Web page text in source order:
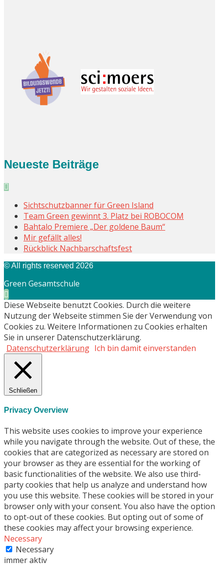
Neueste Beiträge
Sichtschutzbanner für Green Island
Team Green gewinnt 3. Platz bei ROBOCOM
Bahtalo Premiere „Der goldene Baum“
Mir gefällt alles!
Rückblick Nachbarschaftsfest
© All rights reserved 2026
Green Gesamtschule
Diese Webseite benutzt Cookies. Durch die weitere
Nutzung der Webseite stimmen Sie der Verwendung von
Cookies zu. Weitere Informationen zu Cookies erhalten
Sie in unserer Datenschutzerklärung.
Datenschutzerklärung Ich bin damit einverstanden
Schließen
Privacy Overview
This website uses cookies to improve your experience
while you navigate through the website. Out of these, the
cookies that are categorized as necessary are stored on
your browser as they are essential for the working of
basic functionalities of the website. We also use third-
party cookies that help us analyze and understand how
you use this website. These cookies will be stored in your
browser only with your consent. You also have the option
to opt-out of these cookies. But opting out of some of
these cookies may affect your browsing experience.
Necessary
Necessary
immer aktiv